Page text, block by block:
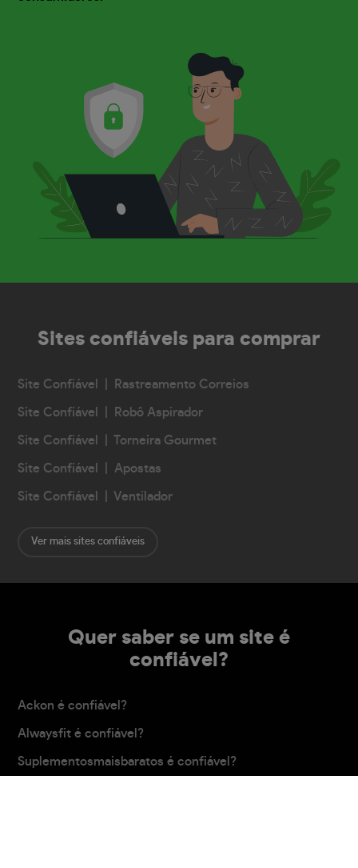
Sites confiáveis para comprar
Site Confiável | Rastreamento Correios
Site Confiável | Robô Aspirador
Site Confiável | Torneira Gourmet
Site Confiável | Apostas
Site Confiável | Ventilador
Ver mais sites confiáveis
Quer saber se um site é
confiável?
Ackon é confiável?
Alwaysfit é confiável?
Suplementosmaisbaratos é confiável?